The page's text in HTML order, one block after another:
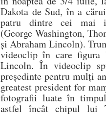
Dakota de Sud, în a
patru dintre cei mai
(George Washington,
și Abraham Lincoln).
videoclip în care figura
Lincoln. În videoclip
președinte pentru mulți
greatest president for
fotografii luate în
astfel încât chipul lui